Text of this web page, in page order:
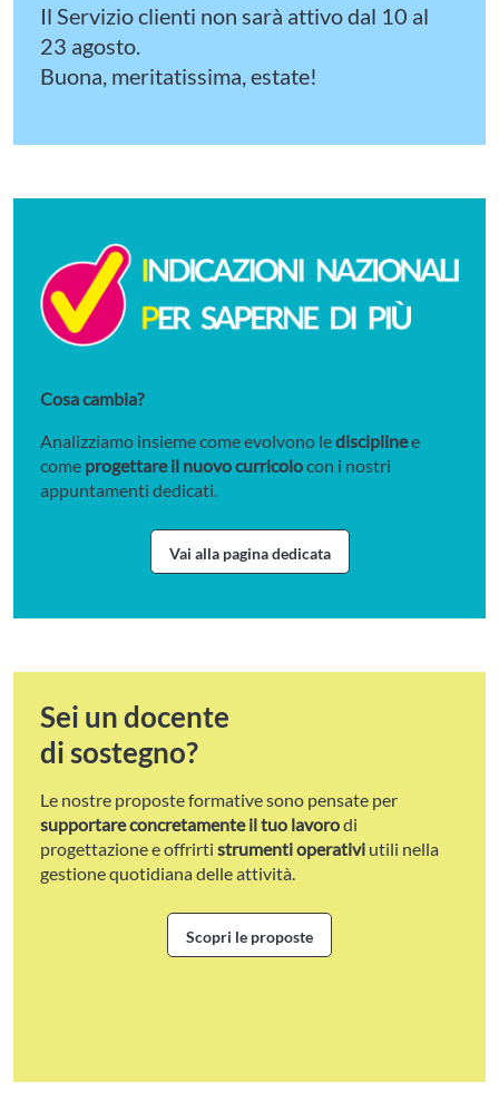
Il Servizio clienti non sarà attivo dal 10 al
23 agosto.
Buona, meritatissima, estate!
Cosa cambia?
Analizziamo insieme come evolvono ledisciplinee
come progettare il nuovo curricolocon i nostri
appuntamenti dedicati.
Vai alla pagina dedicataVai alla pagina dedicata alle
Sei un docente
di sostegno?
Le nostre proposte formative sono pensate per
supportare concretamente il tuo lavorodi
progettazione e offrirti strumenti operativi utili nella
gestione quotidiana delle attività.
Scopri le proposteScopri le proposte per i docenti